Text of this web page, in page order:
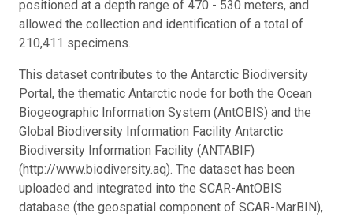
positioned at a depth range of 470 - 530 meters, and
allowed the collection and identification of a total of
210,411 specimens.
This dataset contributes to the Antarctic Biodiversity
Portal, the thematic Antarctic node for both the Ocean
Biogeographic Information System (AntOBIS) and the
Global Biodiversity Information Facility Antarctic
Biodiversity Information Facility (ANTABIF)
(http://www.biodiversity.aq). The dataset has been
uploaded and integrated into the SCAR-AntOBIS
database (the geospatial component of SCAR-MarBIN),